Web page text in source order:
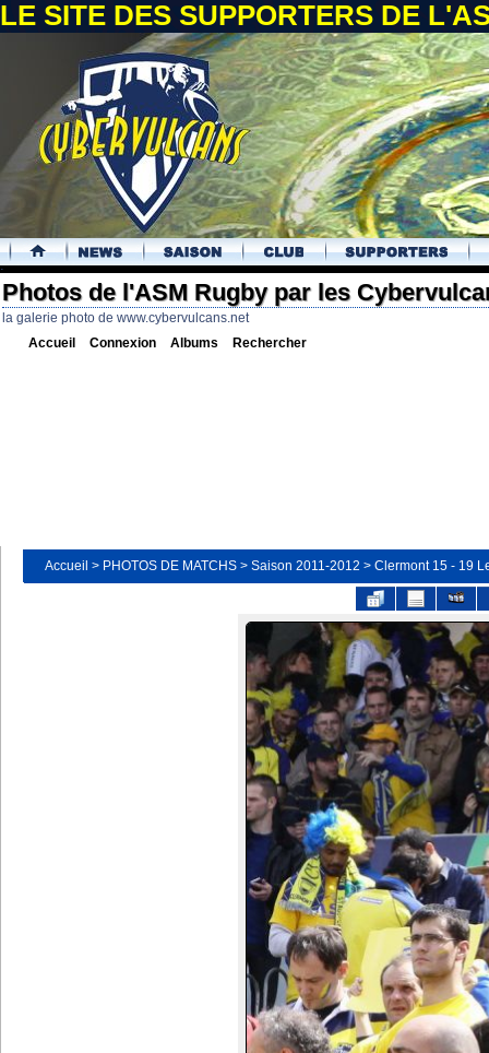
LE SITE DES SUPPORTERS DE
.
Photos de l'ASM Rugby par les
la galerie photo de www.cybervulcans.net
Accueil Connexion Albums Rechercher
Accueil > PHOTOS DE MATCHS > Saison 2011-2012 > Clermont 15 - 19